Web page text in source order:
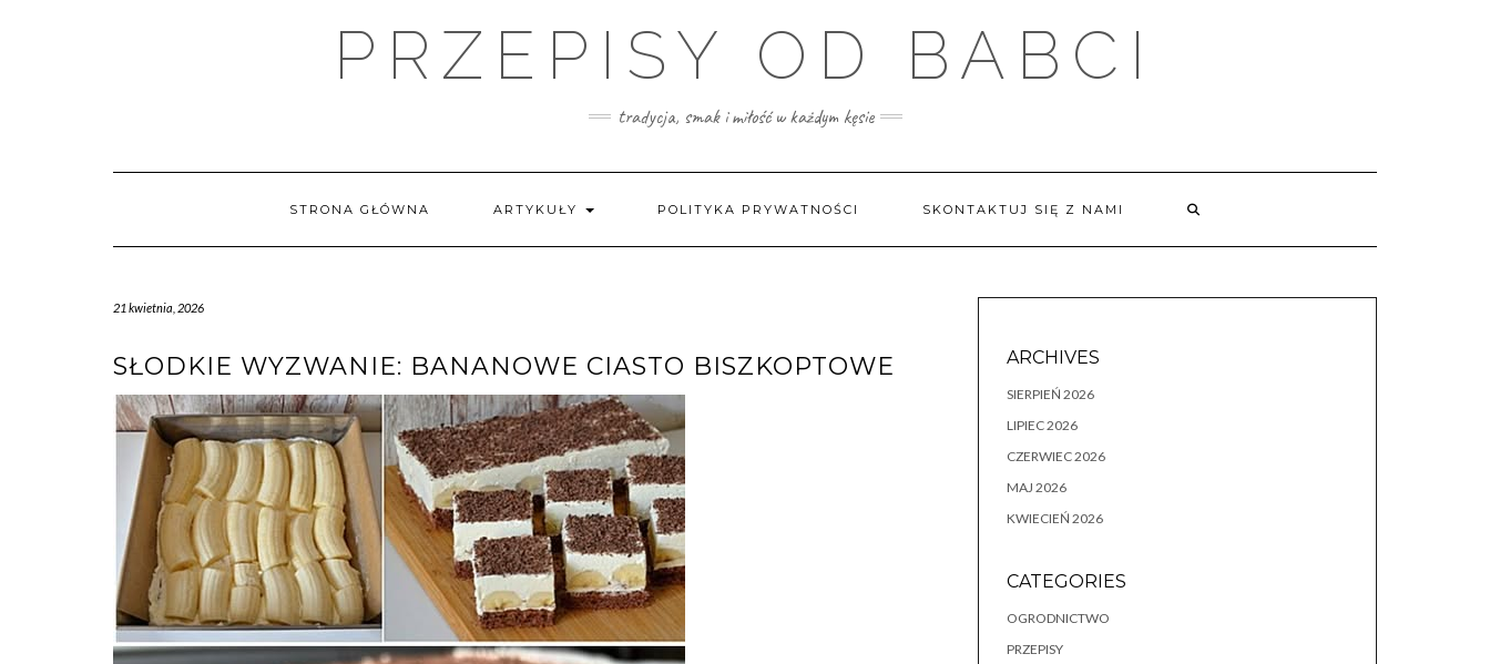
PRZEPISY OD BABCI
tradycja, smak i miłość w każdym kęsie
STRONA GŁÓWNA ARTYKUŁY POLITYKA PRYWATNOŚCI SKONTAKTUJ SIĘ Z NAMI
21 kwietnia, 2026
SŁODKIE WYZWANIE: BANANOWE CIASTO BISZKOPTOWE ARCHIVES
SIERPIEŃ 2026
LIPIEC 2026
CZERWIEC 2026
MAJ 2026
KWIECIEŃ 2026
CATEGORIES
OGRODNICTWO
PRZEPISY